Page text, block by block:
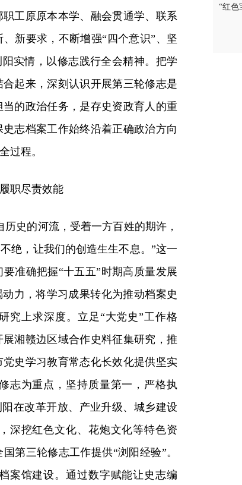
工原原本本学、融会贯通学、联系
新要求，不断增强“四个意识”、坚
实情，以修志践行全会精神。把学
起来，深刻认识开展第三轮修志是
的政治任务，是存史资政育人的重
志档案工作始终沿着正确政治方向
过程。
职尽责效能
史的河流，受着一方百姓的期许，
绝，让我们的创造生生不息。”这一
准确把握“十五五”时期高质量发展
力，将学习成果转化为推动档案史
究上求深度。立足“大党史”工作格
湘赣边区域合作史料征集研究，推
史学习教育常态化长效化提供坚实
志为重点，坚持质量第一，严格执
在改革开放、产业升级、城乡建设
深挖红色文化、花炮文化等特色资
第三轮修志工作提供“浏阳经验”。
案馆建设。通过数字赋能让史志编
“红色